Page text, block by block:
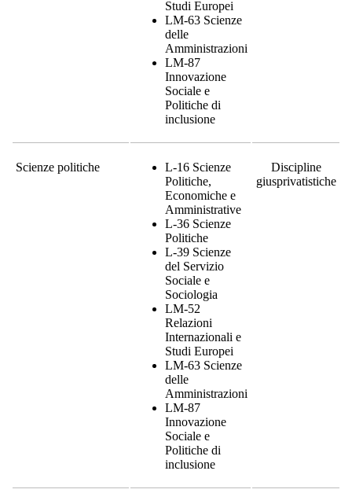
Studi Europei
LM-63 Scienze
delle
Amministrazioni
LM-87
Innovazione
Sociale e
Politiche di
inclusione
Scienze politiche
L-16 Scienze
Politiche,
Economiche e
Amministrative
L-36 Scienze
Politiche
L-39 Scienze
del Servizio
Sociale e
Sociologia
LM-52
Relazioni
Internazionali e
Studi Europei
LM-63 Scienze
delle
Amministrazioni
LM-87
Innovazione
Sociale e
Politiche di
inclusione
Discipline
giusprivatistiche